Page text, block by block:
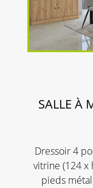
SALLE À
Dressoir 4
vitrine (124 x
pieds